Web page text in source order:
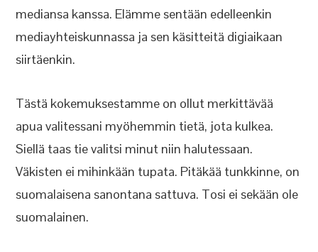
mediansa kanssa. Elämme sentään edelleenkin
mediayhteiskunnassa ja sen käsitteitä digiaikaan
siirtäenkin.
Tästä kokemuksestamme on ollut merkittävää
apua valitessani myöhemmin tietä, jota kulkea.
Siellä taas tie valitsi minut niin halutessaan.
Väkisten ei mihinkään tupata. Pitäkää tunkkinne, on
suomalaisena sanontana sattuva. Tosi ei sekään ole
suomalainen.